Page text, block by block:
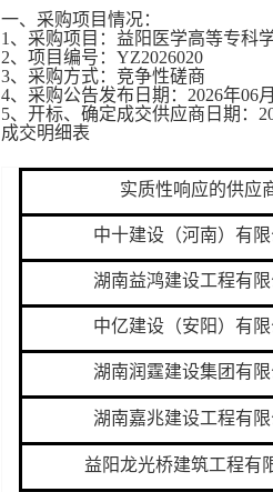
一、采购项目情况：
1、采购项目：益阳医学高等专科
2、项目编号：YZ2026020
3、采购方式：竞争性磋商
4、采购公告发布日期：2026年06
5、开标、确定成交供应商日期：
成交明细表
实质性响应的供应
中十建设（河南）有限
湖南益鸿建设工程有限
中亿建设（安阳）有限
湖南润霆建设集团有限
湖南嘉兆建设工程有限
益阳龙光桥建筑工程有